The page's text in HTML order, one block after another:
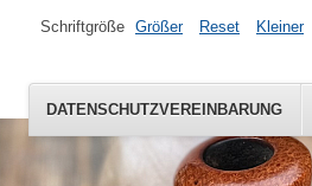
Schriftgröße Größer Reset Kleiner
DATENSCHUTZVEREINBARUNG